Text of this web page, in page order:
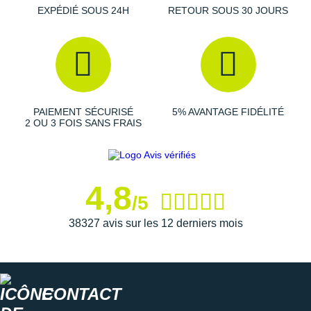
outdoor !
Les autres produits
EXPÉDIÉ SOUS 24H RETOUR SOUS 30 JOURS
PAIEMENT SÉCURISÉ
2 OU 3 FOIS SANS FRAIS
5% AVANTAGE FIDÉLITÉ
4,8/5
38327 avis sur les 12 derniers mois
CONTACT